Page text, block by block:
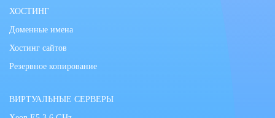
ХОСТИНГ
Доменные имена
Хостинг сайтов
Резервное копирование
ВИРТУАЛЬНЫЕ СЕРВЕРЫ